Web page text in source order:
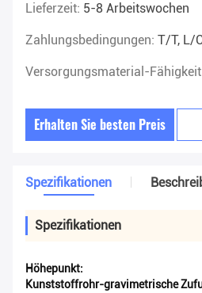
Lieferzeit: 5-8 Arbeitswochen
Zahlungsbedingungen: T/T, L/
Versorgungsmaterial-
Erhalten Sie besten Preis
Spezifikationen
Spezifikationen
Höhepunkt:
Kunststoffrohr-gravimetrische